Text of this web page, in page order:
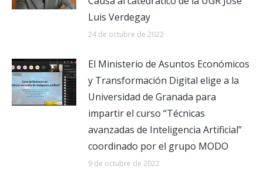
Luis Verdegay
24 de octubre de 2022
El Ministerio de Asuntos Económicos
y Transformación Digital elige a la
Universidad de Granada para
impartir el curso “Técnicas
avanzadas de Inteligencia Artificial”
coordinado por el grupo MODO
9 de octubre de 2022